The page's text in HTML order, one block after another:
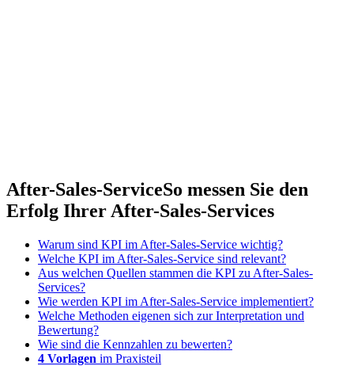
After-Sales-ServiceSo messen Sie den
Erfolg Ihrer After-Sales-Services
Warum sind KPI im After-Sales-Service wichtig?
Welche KPI im After-Sales-Service sind relevant?
Aus welchen Quellen stammen die KPI zu After-Sales-
Services?
Wie werden KPI im After-Sales-Service implementiert?
Welche Methoden eigenen sich zur Interpretation und
Bewertung?
Wie sind die Kennzahlen zu bewerten?
4 Vorlagen im Praxisteil